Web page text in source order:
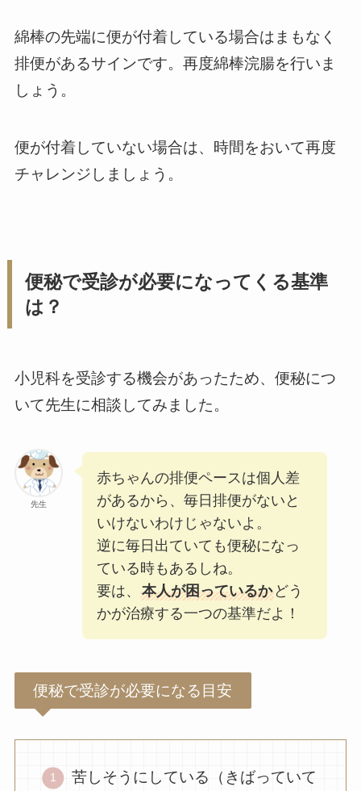
綿棒の先端に便が付着している場合はまもなく
排便があるサインです。再度綿棒浣腸を行いま
しょう。
便が付着していない場合は、時間をおいて再度
チャレンジしましょう。
便秘で受診が必要になってくる基準
は？
小児科を受診する機会があったため、便秘につ
いて先生に相談してみました。
先生
赤ちゃんの排便ペースは個人差
があるから、毎日排便がないと
いけないわけじゃないよ。
逆に毎日出ていても便秘になっ
ている時もあるしね。
要は、 本人が困っているかどう
かが治療する一つの基準だよ！
便秘で受診が必要になる目安
苦しそうにしている（きばっていて